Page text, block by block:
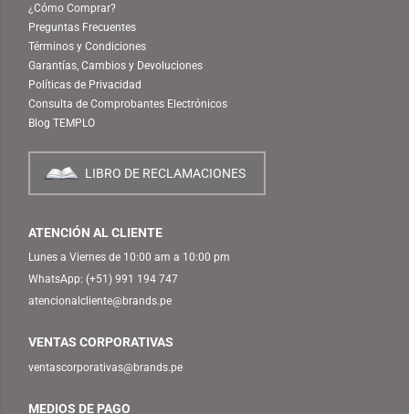
¿Cómo Comprar?
Preguntas Frecuentes
Términos y Condiciones
Garantías, Cambios y Devoluciones
Políticas de Privacidad
Consulta de Comprobantes Electrónicos
Blog TEMPLO
LIBRO DE RECLAMACIONES
ATENCIÓN AL CLIENTE
Lunes a Viernes de 10:00 am a 10:00 pm
WhatsApp: (+51) 991 194 747
atencionalcliente@brands.pe
VENTAS CORPORATIVAS
ventascorporativas@brands.pe
MEDIOS DE PAGO